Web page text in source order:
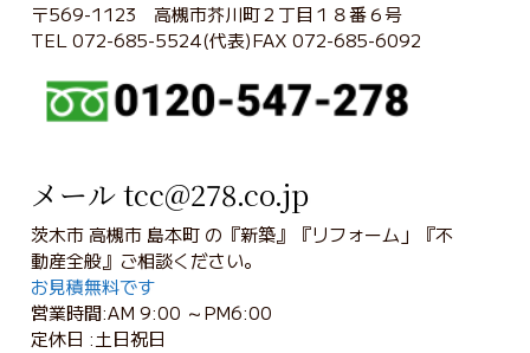
〒569-1123 高槻市芥川町２丁目１８番６号
TEL 072-685-5524(代表)FAX 072-685-6092
メール tcc@278.co.jp
茨木市 高槻市 島本町 の『新築』『リフォーム」『不
動産全般』ご相談ください。
お見積無料です
営業時間:AM 9:00 ～PM6:00
定休日 :土日祝日